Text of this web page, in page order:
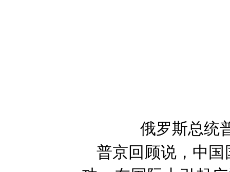
俄罗斯总统
普京回顾说，中